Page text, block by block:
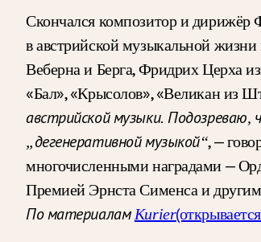
Скончался композитор и дирижёр
в австрийской музыкальной
Веберна и Берга, Фридрих Церха
«Бал», «Крысолов», «Великан из
австрийской музыки.
„дегенеративной музыкой“, —
многочисленными наградами —
Премией Эрнста Сименса и
По материалам Kurier